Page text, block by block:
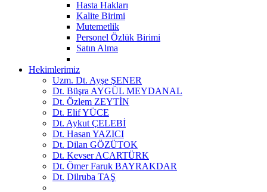
Hasta Hakları
Kalite Birimi
Mutemetlik
Personel Özlük Birimi
Satın Alma
Hekimlerimiz
Uzm. Dt. Ayşe ŞENER
Dt. Büşra AYGÜL MEYDANAL
Dt. Özlem ZEYTİN
Dt. Elif YÜCE
Dt. Aykut ÇELEBİ
Dt. Hasan YAZICI
Dt. Dilan GÖZÜTOK
Dt. Kevser ACARTÜRK
Dt. Ömer Faruk BAYRAKDAR
Dt. Dilruba TAŞ